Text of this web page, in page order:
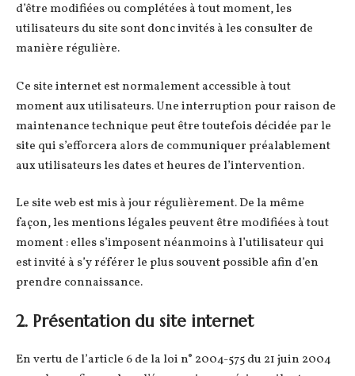
d’être modifiées ou complétées à tout moment, les
utilisateurs du site sont donc invités à les consulter de
manière régulière.
Ce site internet est normalement accessible à tout
moment aux utilisateurs. Une interruption pour raison de
maintenance technique peut être toutefois décidée par le
site qui s’efforcera alors de communiquer préalablement
aux utilisateurs les dates et heures de l’intervention.
Le site web est mis à jour régulièrement. De la même
façon, les mentions légales peuvent être modifiées à tout
moment : elles s’imposent néanmoins à l’utilisateur qui
est invité à s’y référer le plus souvent possible afin d’en
prendre connaissance.
2. Présentation du site internet
En vertu de l’article 6 de la loi n° 2004-575 du 21 juin 2004